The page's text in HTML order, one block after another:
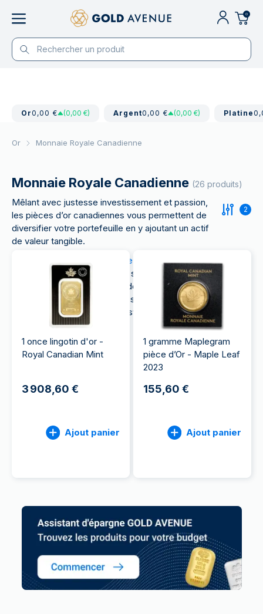
0
Or0,00 € (0,00 €) Argent0,00 € (0,00 €) Platine
Or Monnaie Royale Canadienne
Monnaie Royale Canadienne (26 produits)
Mêlant avec justesse investissement et passion,
les pièces d’or canadiennes vous permettent de
diversifier votre portefeuille en y ajoutant un actif
de valeur tangible.
collections de pièces d'orde la
Monnaie Royale Canadienne, son histoire
fascinante, les particularités de ces pièces et les
raisons qui en font un investissement intéressant
pour tout collectionneur, investisseur ou amateur.
Suivez le guide !
2
1 once lingotin d'or -
Royal Canadian Mint
3 908,60 €
Ajout panier
1 gramme Maplegram
pièce d’Or - Maple Leaf
2023
155,60 €
Ajout panier